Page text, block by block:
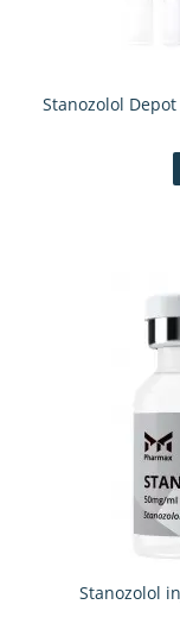
Stanozolol
Stanozolol